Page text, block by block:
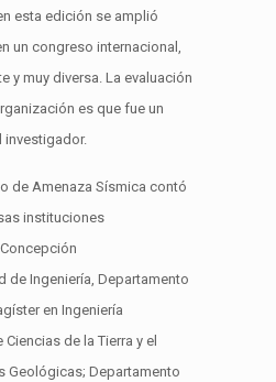
esta edición se amplió
un congreso internacional,
y muy diversa. La evaluación
es que fue un
investigador.
de Amenaza Sísmica contó
instituciones
de Ingeniería, Departamento
en Ingeniería
de la Tierra y el
Geológicas; Departamento